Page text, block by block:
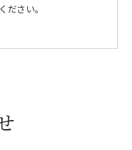
ださい。